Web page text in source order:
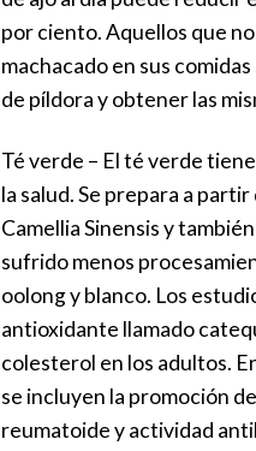
por ciento. Aquellos que
machacado en sus
de píldora y obtener las
Té verde – El té verde
la salud. Se prepara a
Camellia Sinensis y
sufrido menos
oolong y blanco. Los
antioxidante llamado
colesterol en los adultos.
se incluyen la promoción
reumatoide y actividad